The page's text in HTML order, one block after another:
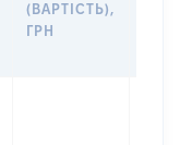
(ВАРТІСТЬ),
ГРН